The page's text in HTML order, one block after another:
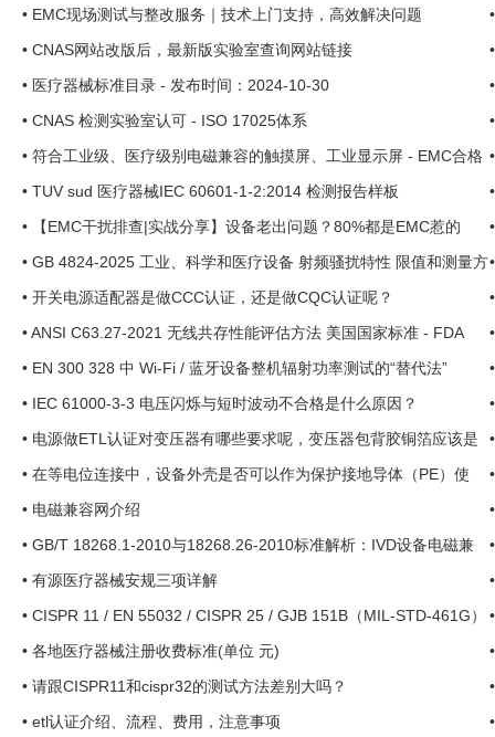
规上市 ...
• EMC现场测试与整改服务｜技术上门支持，高效解决问题
• CNAS网站改版后，最新版实验室查询网站链接
• 医疗器械标准目录 - 发布时间：2024-10-30
• CNAS 检测实验室认可 - ISO 17025体系
• 符合工业级、医疗级别电磁兼容的触摸屏、工业显示屏 - EMC合格
的屏幕分享 ...
• TUV sud 医疗器械IEC 60601-1-2:2014 检测报告样板
•
【EMC干扰排查|实战分享】设备老出问题？80%都是EMC惹的
祸！——曾工现场经验交流贴 ...
• GB 4824-2025 工业、科学和医疗设备 射频骚扰特性 限值和测量方
法 ...
• 开关电源适配器是做CCC认证，还是做CQC认证呢？
•ANSI C63.27-2021 无线共存性能评估方法 美国国家标准 - FDA
• EN 300 328 中 Wi-Fi / 蓝牙设备整机辐射功率测试的“替代法”
• IEC 61000-3-3 电压闪烁与短时波动不合格是什么原因？
• 电源做ETL认证对变压器有哪些要求呢，变压器包背胶铜箔应该是
允许 ...
• 在等电位连接中，设备外壳是否可以作为保护接地导体（PE）使
用？ ...
• 电磁兼容网介绍
• GB/T 18268.1-2010与18268.26-2010标准解析：IVD设备电磁兼
容性（EMC）测试指南 ...
• 有源医疗器械安规三项详解
• CISPR 11 / EN 55032 / CISPR 25 / GJB 151B（MIL-STD-461G）
等标准中对 LISN（人工 ...
• 各地医疗器械注册收费标准(单位 元)
• 请跟CISPR11和cispr32的测试方法差别大吗？
• etl认证介绍、流程、费用，注意事项